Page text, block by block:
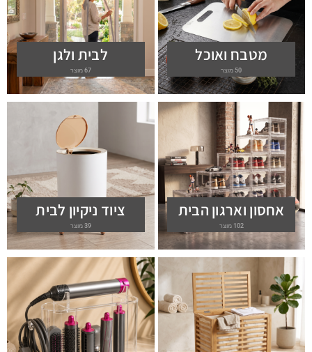
מטבח ואוכל
50 מוצר
לבית ולגן
67 מוצר
אחסון וארגון הבית
102 מוצר
ציוד ניקיון לבית
39 מוצר